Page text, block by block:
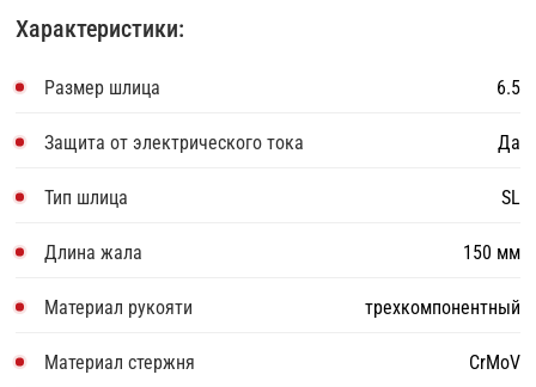
Характеристики:
Размер шлица 6.5
Защита от электрического тока Да
Тип шлица SL
Длина жала 150 мм
Материал рукояти трехкомпонентный
Материал стержня CrMoV